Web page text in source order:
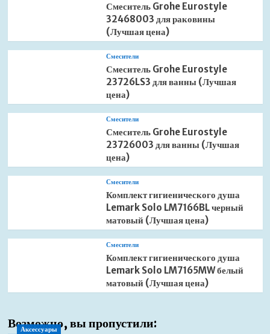
Смеситель Grohe Eurostyle
32468003 для раковины
(Лучшая цена)
Смесители
Смеситель Grohe Eurostyle
23726LS3 для ванны (Лучшая
цена)
Смесители
Смеситель Grohe Eurostyle
23726003 для ванны (Лучшая
цена)
Смесители
Комплект гигиенического душа
Lemark Solo LM7166BL черный
матовый (Лучшая цена)
Смесители
Комплект гигиенического душа
Lemark Solo LM7165MW белый
матовый (Лучшая цена)
Возможно, вы пропустили:
Аксессуары